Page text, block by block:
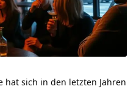
hat sich in den letzten Jahren